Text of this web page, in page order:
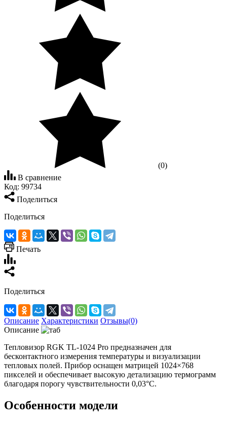
(0)
В сравнение
Код: 99734
Поделиться
Поделиться
Печать
Поделиться
Описание Характеристики Отзывы(0)
Описание
Тепловизор RGK TL-1024 Pro предназначен для
бесконтактного измерения температуры и визуализации
тепловых полей. Прибор оснащен матрицей 1024×768
пикселей и обеспечивает высокую детализацию термограмм
благодаря порогу чувствительности 0,03°C.
Особенности модели